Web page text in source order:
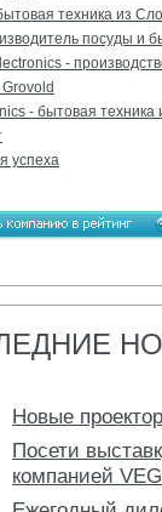
техника из
посуды и
-
- бытовая техника
успеха
Новые
Посети
компанией